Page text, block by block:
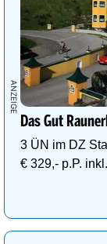
Das Gut
3 ÜN im DZ
€ 329,- p.P.